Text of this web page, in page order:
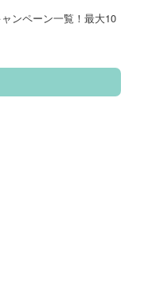
ンペーン一覧！最大10